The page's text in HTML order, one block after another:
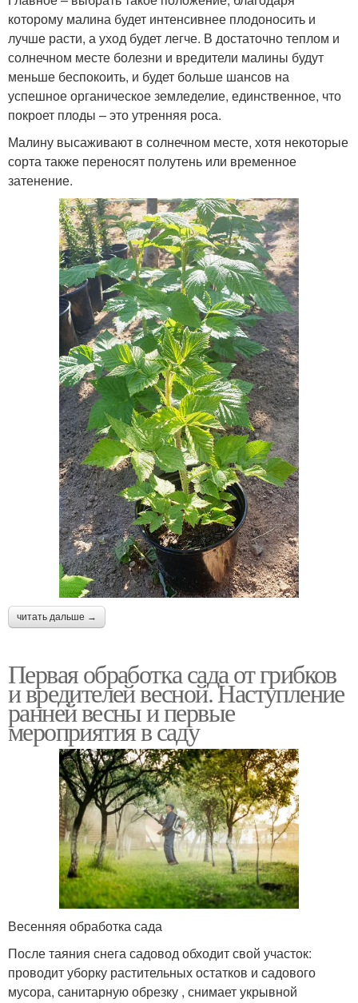
которому малина будет интенсивнее плодоносить и
лучше расти, а уход будет легче. В достаточно теплом и
солнечном месте болезни и вредители малины будут
меньше беспокоить, и будет больше шансов на
успешное органическое земледелие, единственное, что
покроет плоды – это утренняя роса.
Малину высаживают в солнечном месте, хотя некоторые
сорта также переносят полутень или временное
затенение.
читать дальше →
Первая обработка сада от грибков
и вредителей весной. Наступление
ранней весны и первые
мероприятия в саду
Весенняя обработка сада
После таяния снега садовод обходит свой участок:
проводит уборку растительных остатков и садового
мусора, санитарную обрезку , снимает укрывной